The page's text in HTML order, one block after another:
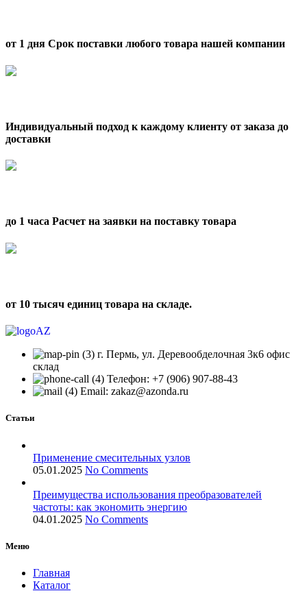
от 1 дня Срок поставки любого товара нашей компании
Индивидуальный подход к каждому клиенту от заказа до
доставки
до 1 часа Расчет на заявки на поставку товара
от 10 тысяч единиц товара на складе.
г. Пермь, ул. Деревообделочная 3к6 офис
склад
Телефон: +7 (906) 907-88-43
Email: zakaz@azonda.ru
Статьи
Применение смесительных узлов
05.01.2025 No Comments
Преимущества использования преобразователей
частоты: как экономить энергию
04.01.2025 No Comments
Меню
Главная
Каталог